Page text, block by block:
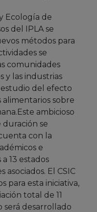
Ecología de
del IPLA se
métodos para
se
comunidades
y las industrias
estudio del efecto
sobre
ambicioso
se
con la
e
13 estados
asociados. El CSIC
para esta iniciativa,
total de 11
será desarrollado